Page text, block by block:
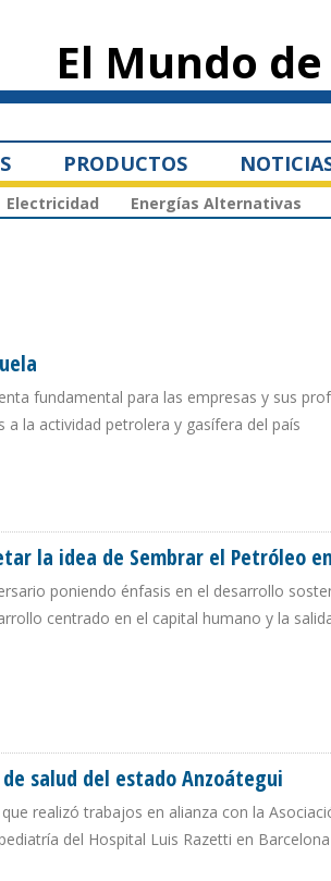
principal
El Mundo
PRODUCTOS
Electricidad Energías Alternativas
fundamental para las empresas y sus
a la actividad petrolera y gasífera del país
la idea de Sembrar el Petróleo
poniendo énfasis en el desarrollo
centrado en el capital humano y la
salud del estado Anzoátegui
realizó trabajos en alianza con la
del Hospital Luis Razetti en